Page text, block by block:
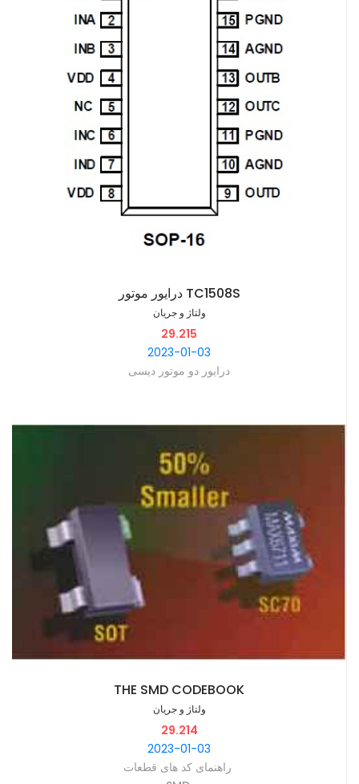
‫ماژول مجهز به یک باتری بکاپ است تا در نبود تغذیه بتواند به کار خود
درایور موتور TC1508S
ولتاژ و جریان
29.215
2023-01-03
درایور دو موتور دیسی
THE SMD CODEBOOK
ولتاژ و جریان
29.214
2023-01-03